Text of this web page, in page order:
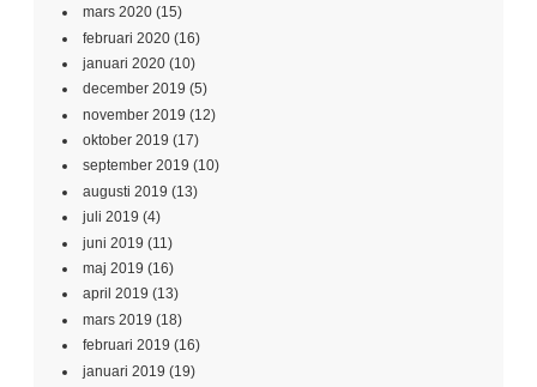
mars 2020 (15)
februari 2020 (16)
januari 2020 (10)
december 2019 (5)
november 2019 (12)
oktober 2019 (17)
september 2019 (10)
augusti 2019 (13)
juli 2019 (4)
juni 2019 (11)
maj 2019 (16)
april 2019 (13)
mars 2019 (18)
februari 2019 (16)
januari 2019 (19)